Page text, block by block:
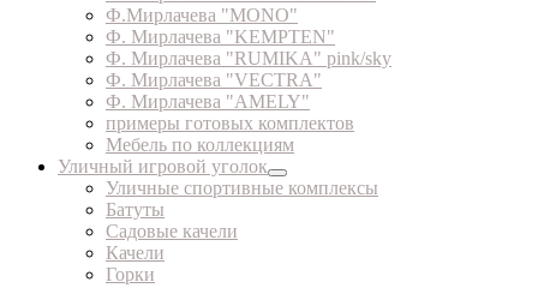
Ф.Мирлачева "MONO"
Ф. Мирлачева "KEMPTEN"
Ф. Мирлачева "RUMIKA" pink/sky
Ф. Мирлачева "VECTRA"
Ф. Мирлачева "AMELY"
примеры готовых комплектов
Мебель по коллекциям
Уличный игровой уголок
Уличные спортивные комплексы
Батуты
Садовые качели
Качели
Горки